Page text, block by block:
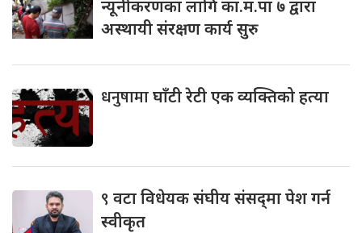
न्यूनीकरणका लागि का.म.पा ७ द्वारा
अस्थायी संरक्षण कार्य सुरु
धनुषामाघाँटी रेटी एक व्यक्तिको हत्या
९ वटा विधेयक संघीय संसद्‌मा पेश गर्न
स्वीकृत